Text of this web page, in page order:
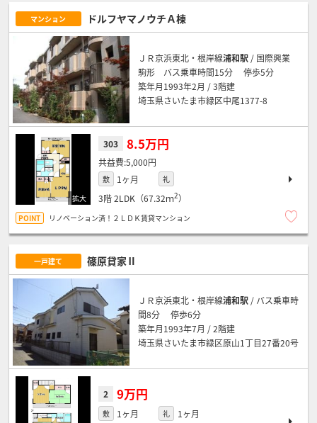
マンション ドルフヤマノウチＡ棟
ＪＲ京浜東北・根岸線浦和駅 / 国際興業
駒形 バス乗車時間15分 停歩5分
築年月1993年2月 / 3階建
埼玉県さいたま市緑区中尾1377-8
303 8.5万円
5,000円
敷 1ヶ月 礼
3階2LDK（67.32ｍ2）
リノベーション済！２ＬＤＫ賃貸マンション
一戸建て 篠原貸家Ⅱ
ＪＲ京浜東北・根岸線浦和駅 / バス乗車時
間8分 停歩6分
築年月1993年7月 / 2階建
埼玉県さいたま市緑区原山1丁目27番20号
2 9万円
敷 1ヶ月 礼
1ヶ月